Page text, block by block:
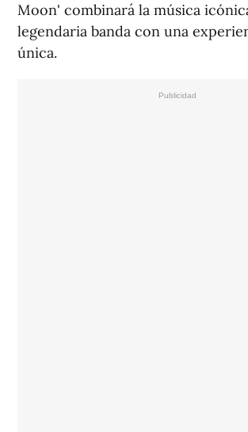
Moon' combinará la música
legendaria banda con una
única.